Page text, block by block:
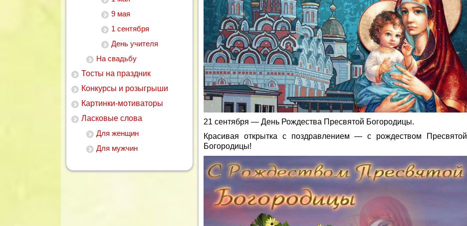
9 мая
1 сентября
День учителя
На свадьбу
Тосты на праздник
Конкурсы и розыгрыши
Картинки-мотиваторы
Ласковые слова
Для женщин
Для мужчин
21 сентября — День Рождества Пресвятой Богородицы.
Красивая открытка с поздравлением — с рождеством Пресвятой
Богородицы!